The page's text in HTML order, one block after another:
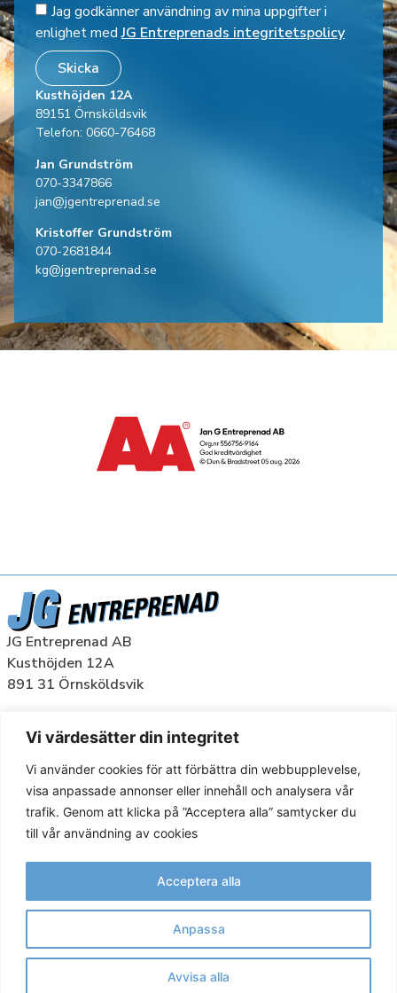
Vi värdesätter din integritet
Vi använder cookies för att förbättra din webbupplevelse,
visa anpassade annonser eller innehåll och analysera vår
trafik. Genom att klicka på ”Acceptera alla” samtycker du
till vår användning av cookies
Anpassa
Avvisa alla
Acceptera alla
Jag godkänner användning av mina uppgifter i
enlighet medJG Entreprenads integritetspolicy
Skicka
Kusthöjden 12A
89151 Örnsköldsvik
Telefon: 0660-76468
Jan Grundström
070-3347866
jan@jgentreprenad.se
Kristoffer Grundström
070-2681844
kg@jgentreprenad.se
JG Entreprenad AB
Kusthöjden 12A
891 31 Örnsköldsvik
TJÄNSTER
REFERENSPROJEKT
MASKINPARK
KVALITET OCH MILJÖ
OM OSS